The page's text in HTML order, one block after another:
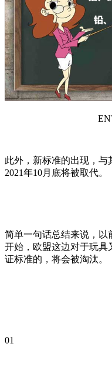
此外，新标准的出现，与
2021年10月底将被取代。
简单一句话总结来说，以
开始，欧盟这边对于玩具
证标准的，将会被淘汰。
01